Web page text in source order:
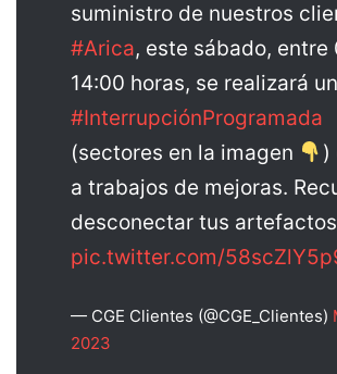
suministro de nuestros
#Arica, este sábado, entre
14:00 horas, se realizará
#InterrupciónProgramada
(sectores en la imagen
)
a trabajos de mejoras.
desconectar tus artefactos
pic.twitter.com/
— CGE Clientes (@CGE_Clientes)
2023